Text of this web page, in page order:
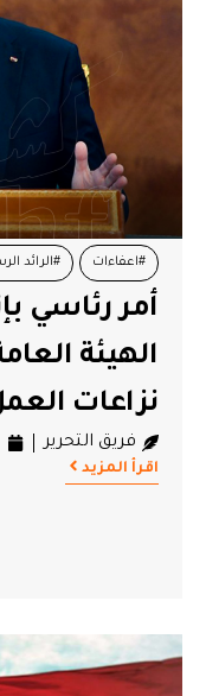
#اعفاءات #الرائد
أمر رئاسي
الهيئة
نزاعات
فريق التحرير
اقرأ المزيد